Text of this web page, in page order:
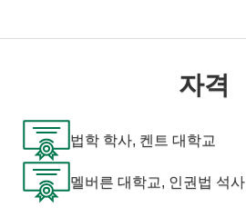
자격
법학 학사, 켄트 대학교
멜버른 대학교, 인권법 석사